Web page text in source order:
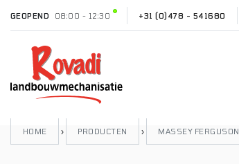
GEOPEND 08:00 - 12:30 +31 (0)478 - 541680
HOME › PRODUCTEN › MASSEY FERGUSON